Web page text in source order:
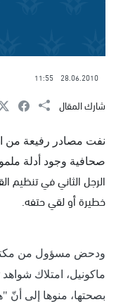
28.06.2010
11:55
شارك المقال
نفت مصادر رفيعة من
صحافية وجود أدلة
الرجل الثاني في تنظيم
خطيرة أو لقي حتفه.
ودحض مسؤول من مكتب
ماكونيل، امتلاك
بصحتها، منوها إلى أنّ